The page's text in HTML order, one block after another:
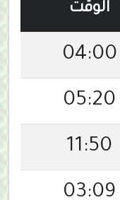
الوقت
04:00
05:20
11:50
03:09